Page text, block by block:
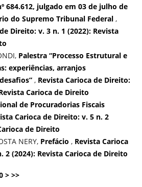
684.612, julgado em 03 de julho de
do Supremo Tribunal Federal ,
Direito: v. 3 n. 1 (2022): Revista
Palestra “Processo Estrutural e
experiências, arranjos
, Revista Carioca de Direito:
Carioca de Direito
de Procuradorias Fiscais
Carioca de Direito: v. 5 n. 2
de Direito
NERY, Prefácio , Revista Carioca
2 (2024): Revista Carioca de Direito
> >>